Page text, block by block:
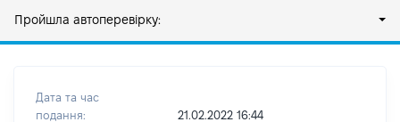
Пройшла автоперевірку:
Дата та час
подання:
21.02.2022 16:44